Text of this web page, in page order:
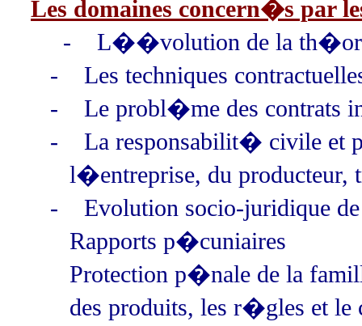
Les domaines concern�s par
- L��volution de la
-
Les techniques
-
Le probl�me des contrats
-
La responsabilit� civile et
l�entreprise, du producteur,
-
Evolution socio-juridique
Rapports p�cuniaires
Protection p�nale de la
des produits, les r�gles et le